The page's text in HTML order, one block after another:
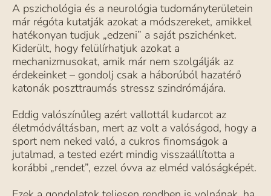
A pszichológia és a neurológia tudományterületein
már régóta kutatják azokat a módszereket, amikkel
hatékonyan tudjuk „edzeni” a saját pszichénket.
Kiderült, hogy felülírhatjuk azokat a
mechanizmusokat, amik már nem szolgálják az
érdekeinket – gondolj csak a háborúból hazatérő
katonák poszttraumás stressz szindrómájára.
Eddig valószínűleg azért vallottál kudarcot az
életmódváltásban, mert az volt a valóságod, hogy a
sport nem neked való, a cukros finomságok a
jutalmad, a tested ezért mindig visszaállította a
korábbi „rendet”, ezzel óvva az elméd valóságképét.